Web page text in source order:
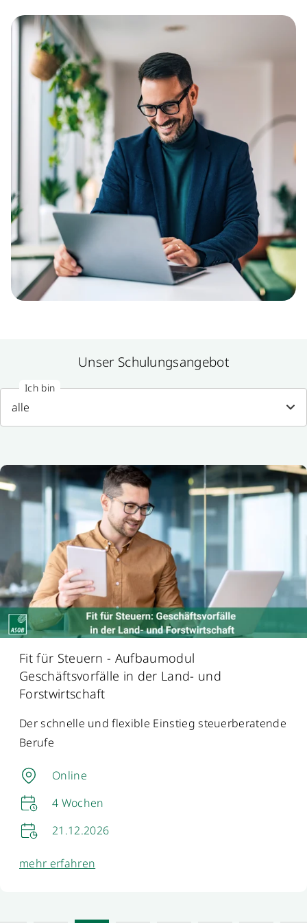
Unser Schulungsangebot
Ich bin
Fit für Steuern - Aufbaumodul
Landwirtschaftliche Grundlagen
Landwirtschaft
Die Lernzeit kann frei eingeteilt werden.
Das Modul kann jederzeit begonnen
werden.
mehr erfahren